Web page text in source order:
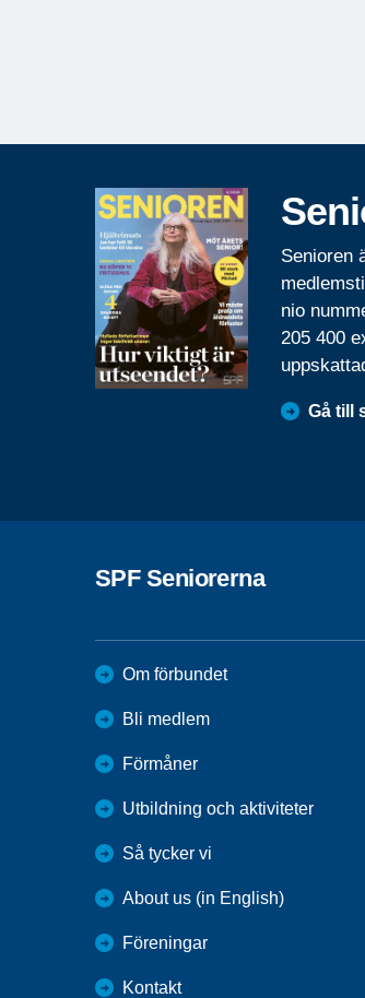
Senioren
nio
205 400
Gå till
SPF Seniorerna
Om förbundet
Bli medlem
Förmåner
Utbildning och aktiviteter
Så tycker vi
About us (in English)
Föreningar
Kontakt